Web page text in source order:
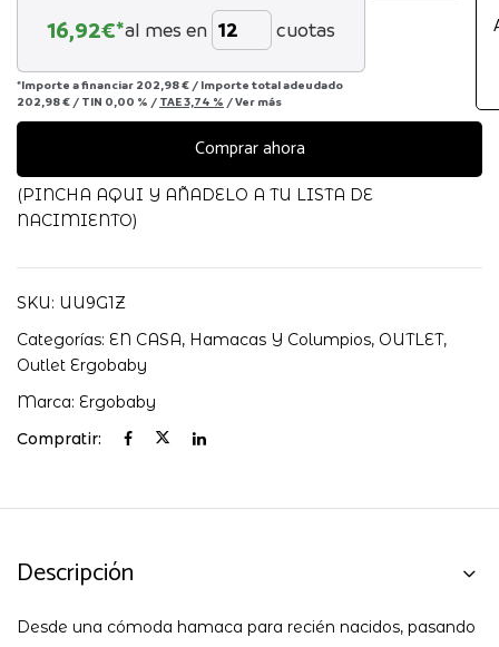
16,92€*al mes en cuotas
*Importe a financiar 202,98 € / Importe total adeudado
202,98 € / TIN 0,00 % / TAE3,74 % /Ver más
Comprar ahora
(PINCHA AQUI Y AÑADELO A TU LISTA DE
NACIMIENTO)
SKU: UU9G1Z
Categorías: EN CASA, Hamacas Y Columpios, OUTLET,
Outlet Ergobaby
Marca: Ergobaby
Compratir:
Descripción
Desde una cómoda hamaca para recién nacidos, pasando